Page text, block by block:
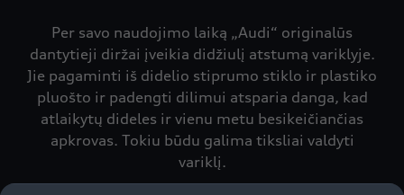
Per savo naudojimo laiką „Audi“ originalūs
dantytieji diržai įveikia didžiulį atstumą variklyje.
Jie pagaminti iš didelio stiprumo stiklo ir plastiko
pluošto ir padengti dilimui atsparia danga, kad
atlaikytų dideles ir vienu metu besikeičiančias
apkrovas. Tokiu būdu galima tiksliai valdyti
variklį.